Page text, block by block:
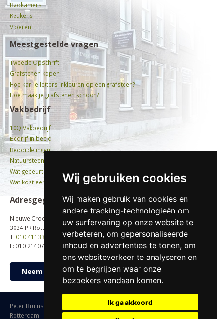
Wij gebruiken cookies
Wij maken gebruik van cookies en
andere tracking-technologieën om
uw surfervaring op onze website te
verbeteren, om gepersonaliseerde
inhoud en advertenties te tonen, om
ons websiteverkeer te analyseren en
om te begrijpen waar onze
bezoekers vandaan komen.
Ik ga akkoord
Badkamers
Keukens
Vloeren
Meestgestelde vragen
Tweede Opschrift
Grafstenen kopen
Hoe kan je letters inkleuren op een grafsteen?
Hoe maak je grafstenen schoon?
Vakbedrijf
10Q Vakbedrijf
Bedrijf in beeld
Beoordelingen
Natuursteen
Wat gebeurt er met oude grafstenen?
Wat kost een graf?
Adresgegevens
Nieuwe Crooswijkseweg 58b
3034 PR Rotterdam
T: 010 4113396
F: 010 2140704
Neem contact op
Peter Bruinstroop © 2023 | Nieuwe Crooswijkseweg 58b, 3034 PR,
Rotterdam – Telefoon:
info@bruinstroopnatuursteen.nl